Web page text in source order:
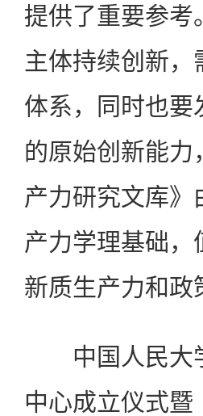
提供了重要参考
主体持续创新
体系，同时也要
的原始创新能
产力研究文库
产力学理基础
新质生产力和政
中国人民大学
中心成立仪式